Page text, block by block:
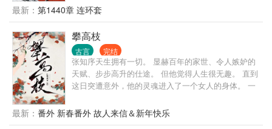
灌顶的政治智慧，绝对值得一读。 人生就是一场修
行，你得找到自己的道，升迁有道，自能平步青云，
段一凡历经官场沉浮，终于找到自己的升迁之道，走
上人生巅峰。一刀出品，必属精品。
最新： 第1440章 连环套
攀高枝
古言 完结
张知序天生拥有一切。 显赫百年的家世、令人嫉妒的
天赋、步步高升的仕途。 但他觉得人生很无趣。 直到
这日突遭意外，他的灵魂进入了一个女人的身体。 一
香从乡下千里迢迢赶来上京，就是想凭着姿色嫁贵
门。 她贪慕富贵、她阿谀奉承、她拜高踩低、她唯利
最新： 番外 新春番外 故人来信＆新年快乐